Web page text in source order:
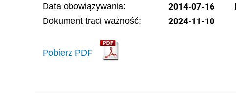
Data obowiązywania: 2014-07-16
Dokument traci ważność: 2024-11-10
Pobierz PDF